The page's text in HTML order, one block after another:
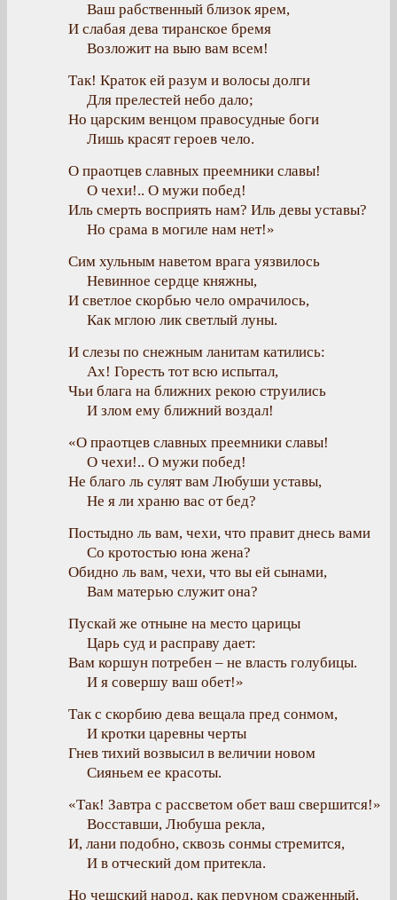
Ваш рабственный близок ярем,
И слабая дева тиранское бремя
Возложит на выю вам всем!
Так! Краток ей разум и волосы долги
Для прелестей небо дало;
Но царским венцом правосудные боги
Лишь красят героев чело.
О праотцев славных преемники славы!
О чехи!.. О мужи побед!
Иль смерть восприять нам? Иль девы уставы?
Но срама в могиле нам нет!»
Сим хульным наветом врага уязвилось
Невинное сердце княжны,
И светлое скорбью чело омрачилось,
Как мглою лик светлый луны.
И слезы по снежным ланитам катились:
Ах! Горесть тот всю испытал,
Чьи блага на ближних рекою струились
И злом ему ближний воздал!
«О праотцев славных преемники славы!
О чехи!.. О мужи побед!
Не благо ль сулят вам Любуши уставы,
Не я ли храню вас от бед?
Постыдно ль вам, чехи, что правит днесь вами
Со кротостью юна жена?
Обидно ль вам, чехи, что вы ей сынами,
Вам матерью служит она?
Пускай же отныне на место царицы
Царь суд и расправу дает:
Вам коршун потребен – не власть голубицы.
И я совершу ваш обет!»
Так с скорбию дева вещала пред сонмом,
И кротки царевны черты
Гнев тихий возвысил в величии новом
Сияньем ее красоты.
«Так! Завтра с рассветом обет ваш свершится!»
Восставши, Любуша рекла,
И, лани подобно, сквозь сонмы стремится,
И в отческий дом притекла.
Но чешский народ, как перуном сраженный,